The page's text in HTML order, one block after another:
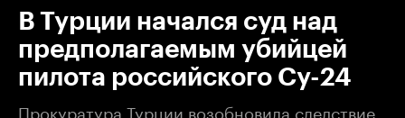
В Турции начался суд над
предполагаемым убийцей
пилота российского Су-24
Прокуратура Турции возобновила следствие